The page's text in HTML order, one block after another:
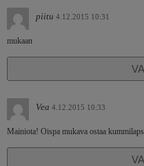
piitu 4.12.2015 10:31
mukaan
Vea 4.12.2015 10:33
Mainiota! Oispa mukava ostaa